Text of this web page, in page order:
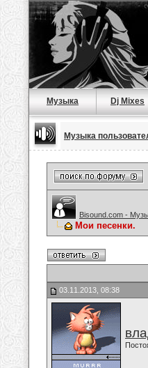
Музыка Dj Mixes
Музыка
Bisound.com -
Мои песенки.
03.11.2013, 08:38